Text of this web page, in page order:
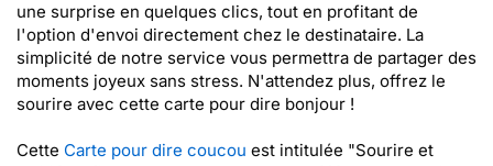
une surprise en quelques clics, tout en profitant de
l'option d'envoi directement chez le destinataire. La
simplicité de notre service vous permettra de partager des
moments joyeux sans stress. N'attendez plus, offrez le
sourire avec cette carte pour dire bonjour !
Cette Carte pour dire coucou est intitulée "Sourire et